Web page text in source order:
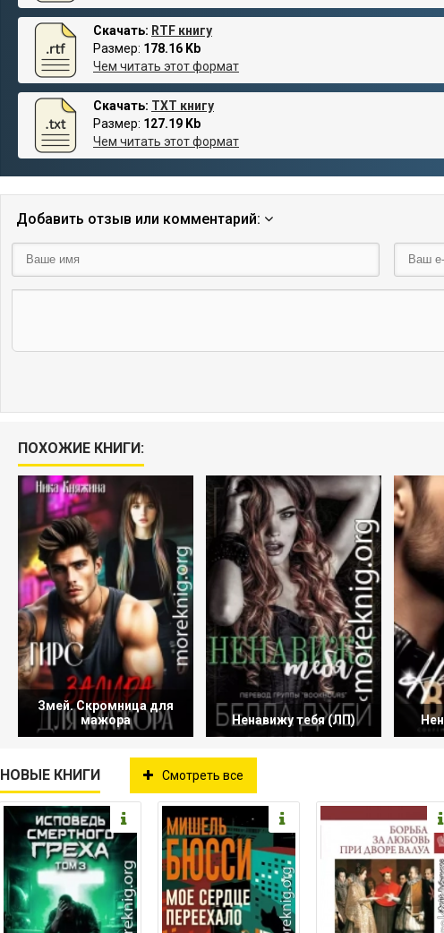
Скачать: RTF книгу
Размер: 178.16 Kb
Чем читать этот формат
Скачать: TXT книгу
Размер: 127.19 Kb
Чем читать этот формат
Добавить отзыв или комментарий:
ПОХОЖИЕ КНИГИ:
Змей. Скромница для
мажора
Ненавижу тебя (ЛП)
НОВЫЕ КНИГИ Смотреть все